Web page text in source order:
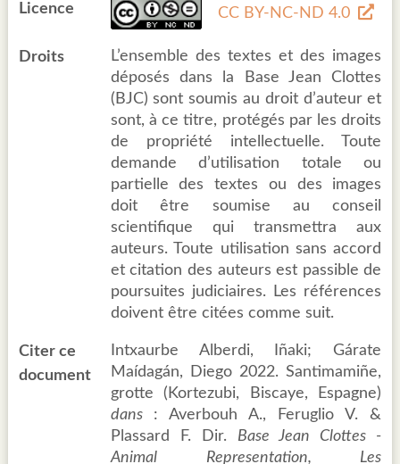
Licence CC BY-NC-ND 4.0
Droits
L’ensemble des textes et des images
déposés dans la Base Jean Clottes
(BJC) sont soumis au droit d’auteur et
sont, à ce titre, protégés par les droits
de propriété intellectuelle. Toute
demande d’utilisation totale ou
partielle des textes ou des images
doit être soumise au conseil
scientifique qui transmettra aux
auteurs. Toute utilisation sans accord
et citation des auteurs est passible de
poursuites judiciaires. Les références
doivent être citées comme suit.
Citer ce
document
Intxaurbe Alberdi, Iñaki; Gárate
Maídagán, Diego 2022. Santimamiñe,
grotte (Kortezubi, Biscaye, Espagne)
dans : Averbouh A., Feruglio V. &
Plassard F. Dir. Base Jean Clottes -
Animal Representation, Les